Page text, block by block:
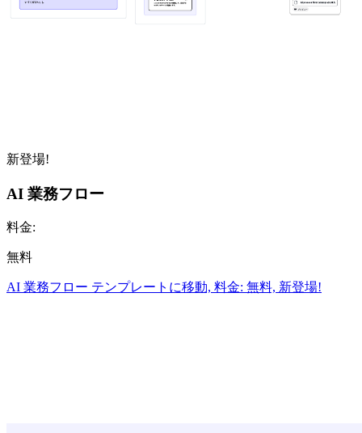
新登場!
AI 業務フロー
料金:
無料
AI 業務フロー テンプレートに移動, 料金: 無料, 新登場!